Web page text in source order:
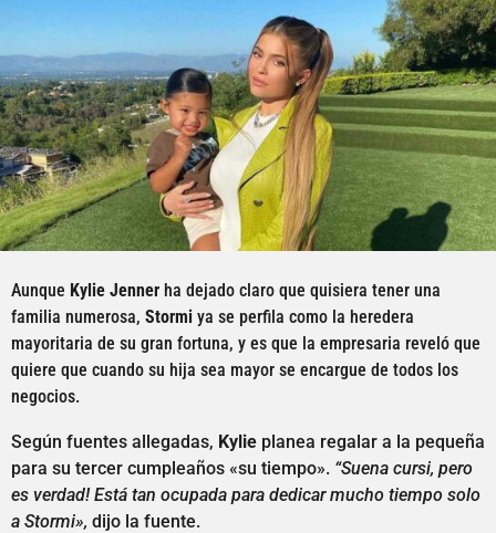
Aunque Kylie Jenner ha dejado claro que quisiera tener una
familia numerosa, Stormi ya se perfila como la heredera
mayoritaria de su gran fortuna, y es que la empresaria reveló que
quiere que cuando su hija sea mayor se encargue de todos los
negocios.
Según fuentes allegadas, Kylie planea regalar a la pequeña
para su tercer cumpleaños «su tiempo». “Suena cursi, pero
es verdad! Está tan ocupada para dedicar mucho tiempo solo
a Stormi», dijo la fuente.